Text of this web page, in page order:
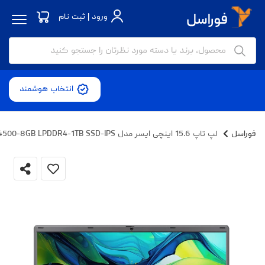
ورود | ثبت نام
انتخاب هوشمند
فوراسل لپ تاپ 15.6 اینچی ایسر مدل Aspire Lite AL15-31P-C3W5-Celeron N4500-8GB LPDDR4-1TB SSD-IPS - کاستوم شده